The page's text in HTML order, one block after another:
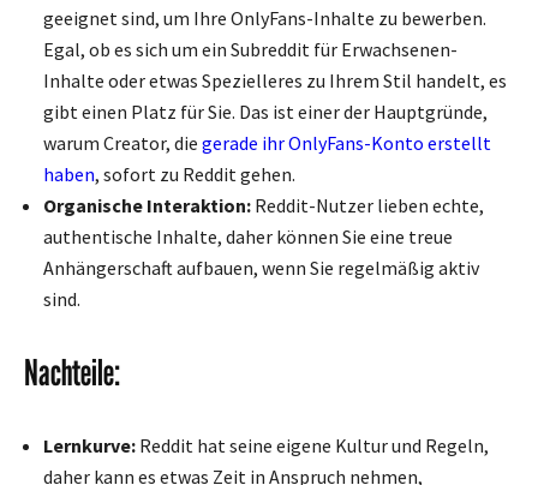
geeignet sind, um Ihre OnlyFans-Inhalte zu bewerben.
Egal, ob es sich um ein Subreddit für Erwachsenen-
Inhalte oder etwas Spezielleres zu Ihrem Stil handelt, es
gibt einen Platz für Sie. Das ist einer der Hauptgründe,
warum Creator, die gerade ihr OnlyFans-Konto erstellt
haben, sofort zu Reddit gehen.
Organische Interaktion: Reddit-Nutzer lieben echte,
authentische Inhalte, daher können Sie eine treue
Anhängerschaft aufbauen, wenn Sie regelmäßig aktiv
sind.
Nachteile:
Lernkurve: Reddit hat seine eigene Kultur und Regeln,
daher kann es etwas Zeit in Anspruch nehmen,